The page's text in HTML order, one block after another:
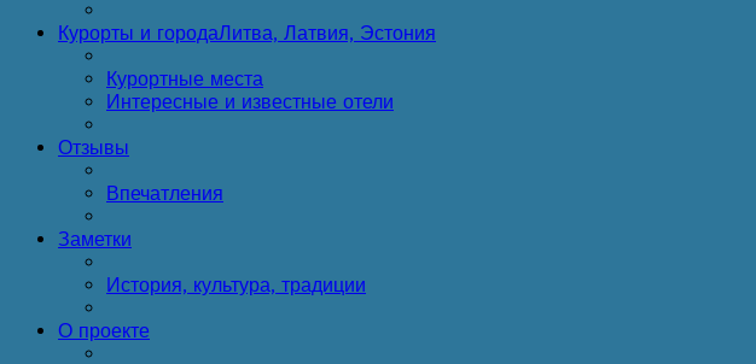
Курорты и городаЛитва, Латвия, Эстония
Курортные места
Интересные и известные отели
Отзывы
Впечатления
Заметки
История, культура, традиции
О проекте